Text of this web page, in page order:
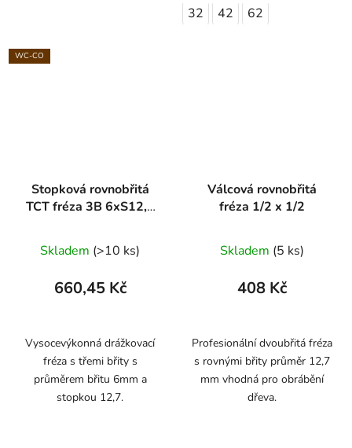
32 42 62
WC-CO
Stopková rovnobřitá
TCT fréza 3B 6xS12,7
Skladem (>10 ks)
660,45 Kč
Vysocevýkonná drážkovací
fréza s třemi břity s
průměrem břitu 6mm a
stopkou 12,7.
Válcová rovnobřitá
fréza 1/2 x 1/2
Skladem (5 ks)
408 Kč
Profesionální dvoubřitá fréza
s rovnými břity průměr 12,7
mm vhodná pro obrábění
dřeva.